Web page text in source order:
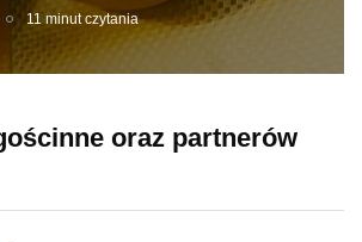
11 minut czytania
oraz partnerów